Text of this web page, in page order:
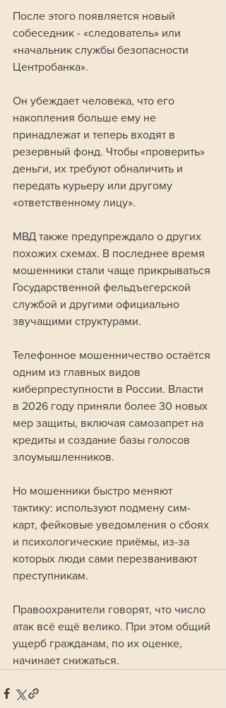
После этого появляется новый
собеседник - «следователь» или
«начальник службы безопасности
Центробанка».
Он убеждает человека, что его
накопления больше ему не
принадлежат и теперь входят в
резервный фонд. Чтобы «проверить»
деньги, их требуют обналичить и
передать курьеру или другому
«ответственному лицу».
МВД также предупреждало о других
похожих схемах. В последнее время
мошенники стали чаще прикрываться
Государственной фельдъегерской
службой и другими официально
звучащими структурами.
Телефонное мошенничество остаётся
одним из главных видов
киберпреступности в России. Власти
в 2026 году приняли более 30 новых
мер защиты, включая самозапрет на
кредиты и создание базы голосов
злоумышленников.
Но мошенники быстро меняют
тактику: используют подмену сим-
карт, фейковые уведомления о сбоях
и психологические приёмы, из-за
которых люди сами перезванивают
преступникам.
Правоохранители говорят, что число
атак всё ещё велико. При этом общий
ущерб гражданам, по их оценке,
начинает снижаться.